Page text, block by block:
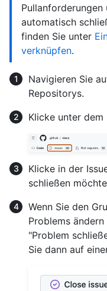
automatisch
finden Sie unter
verknüpfen.
Navigieren Sie
Repositorys.
Klicke unter
Klicke in der
schließen
Wenn Sie den
Problems
"Problem
Sie dann auf